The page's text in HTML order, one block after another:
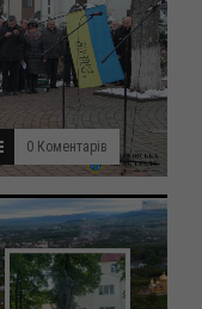
0 Коментарів